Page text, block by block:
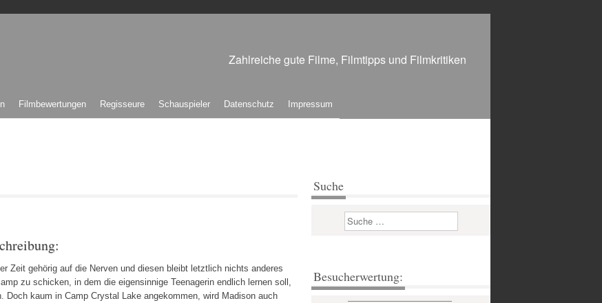
Zahlreiche gute Filme, Filmtipps und Filmkritiken
Filmbewertungen Regisseure Schauspieler Datenschutz Impressum
Zeit gehörig auf die Nerven und diesen bleibt letztlich nichts anderes
zu schicken, in dem die eigensinnige Teenagerin endlich lernen soll,
Doch kaum in Camp Crystal Lake angekommen, wird Madison auch
Suche
Suchen
Besucherwertung: